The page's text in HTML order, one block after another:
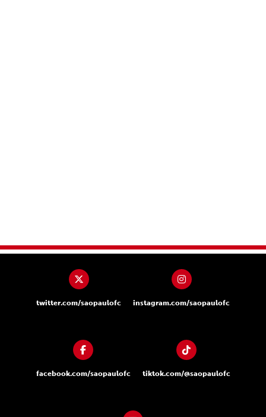
twitter.com/saopaulofc instagram.com/saopaulofc
facebook.com/saopaulofc tiktok.com/@saopaulofc